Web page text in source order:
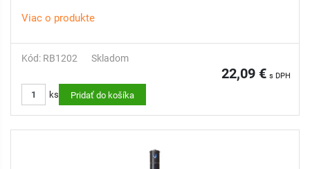
Viac o produkte
Kód: RB1202 Skladom
22,09 € s DPH
ks Pridať do košíka